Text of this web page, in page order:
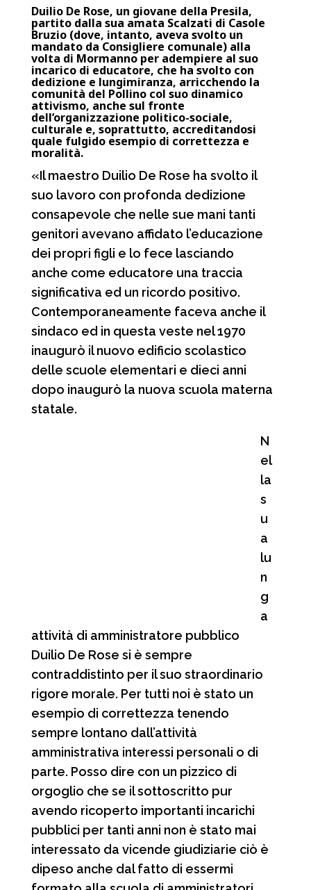
Duilio De Rose, un giovane della Presila,
partito dalla sua amata Scalzati di Casole
Bruzio (dove, intanto, aveva svolto un
mandato da Consigliere comunale) alla
volta di Mormanno per adempiere al suo
incarico di educatore, che ha svolto con
dedizione e lungimiranza, arricchendo la
comunità del Pollino col suo dinamico
attivismo, anche sul fronte
dell’organizzazione politico-sociale,
culturale e, soprattutto, accreditandosi
quale fulgido esempio di correttezza e
moralità.
«Il maestro Duilio De Rose ha svolto il
suo lavoro con profonda dedizione
consapevole che nelle sue mani tanti
genitori avevano affidato l’educazione
dei propri figli e lo fece lasciando
anche come educatore una traccia
significativa ed un ricordo positivo.
Contemporaneamente faceva anche il
sindaco ed in questa veste nel 1970
inaugurò il nuovo edificio scolastico
delle scuole elementari e dieci anni
dopo inaugurò la nuova scuola materna
statale.
N
el
la
s
u
a
lu
n
g
a
attività di amministratore pubblico
Duilio De Rose si è sempre
contraddistinto per il suo straordinario
rigore morale. Per tutti noi è stato un
esempio di correttezza tenendo
sempre lontano dall’attività
amministrativa interessi personali o di
parte. Posso dire con un pizzico di
orgoglio che se il sottoscritto pur
avendo ricoperto importanti incarichi
pubblici per tanti anni non è stato mai
interessato da vicende giudiziarie ciò è
dipeso anche dal fatto di essermi